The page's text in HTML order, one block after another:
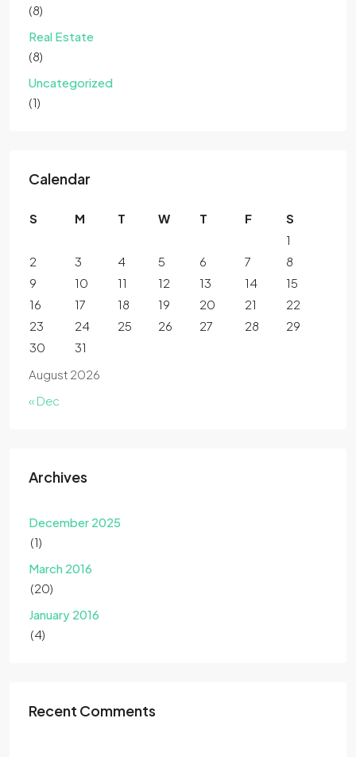
(8)
Real Estate
(8)
Uncategorized
(1)
Calendar
August 2026
S M T W T F
S
1
2
3 4 5 6 7
8
9
10 11 12 13 14
15
16
17 18 19 20 21
22
23
24 25 26 27 28
29
30
31
« Dec
Archives
December 2025
(1)
March 2016
(20)
January 2016
(4)
Recent Comments